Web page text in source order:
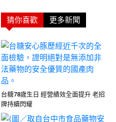
猜你喜歡 更多新聞
台糖78歲生日 經營績效全面提升 老招
牌持續閃耀